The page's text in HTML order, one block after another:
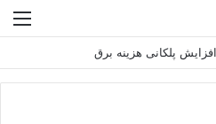
سخت ۱۴۰۴